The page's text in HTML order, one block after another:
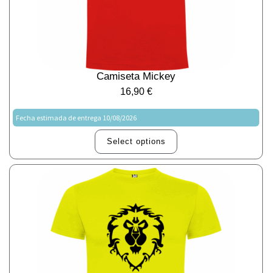
Camiseta Mickey
16,90 €
Fecha estimada de entrega 10/08/2026
Select options